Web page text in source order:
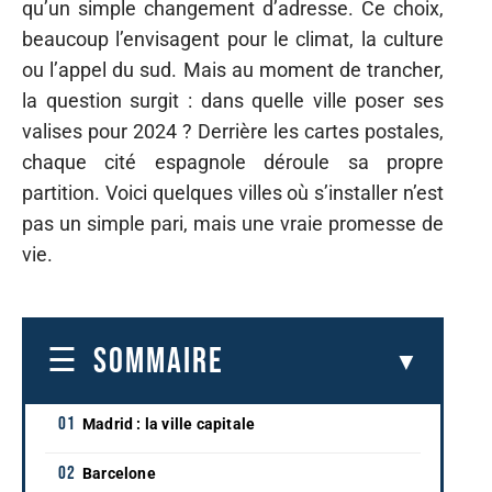
qu’un simple changement d’adresse. Ce choix,
beaucoup l’envisagent pour le climat, la culture
ou l’appel du sud. Mais au moment de trancher,
la question surgit : dans quelle ville poser ses
valises pour 2024 ? Derrière les cartes postales,
chaque cité espagnole déroule sa propre
partition. Voici quelques villes où s’installer n’est
pas un simple pari, mais une vraie promesse de
vie.
SOMMAIRE
Madrid : la ville capitale
Barcelone